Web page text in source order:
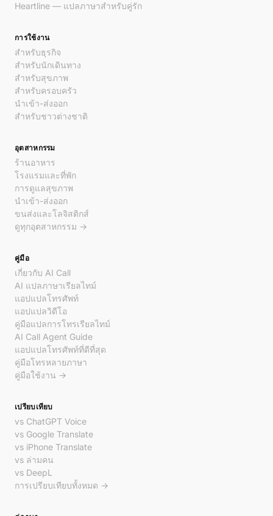
Heartline — แปลภาษาสำหรับคู่รัก
การใช้งาน
สำหรับธุรกิจ
สำหรับนักเดินทาง
สำหรับสุขภาพ
สำหรับครอบครัว
นำเข้า-ส่งออก
สำหรับชาวต่างชาติ
อุตสาหกรรม
ร้านอาหาร
โรงแรมและที่พัก
การดูแลสุขภาพ
นำเข้า-ส่งออก
ขนส่งและโลจิสติกส์
ดูทุกอุตสาหกรรม →
คู่มือ
เกี่ยวกับ AI Call
AI แปลภาษาเรียลไทม์
แอปแปลโทรศัพท์
แอปแปลวิดีโอ
คู่มือแปลการโทรเรียลไทม์
AI Call Agent Guide
แอปแปลโทรศัพท์ที่ดีที่สุด
คู่มือโทรหลายภาษา
คู่มือใช้งาน →
เปรียบเทียบ
vs ChatGPT Voice
vs Google Translate
vs iPhone Translate
vs ล่ามคน
vs DeepL
การเปรียบเทียบทั้งหมด →